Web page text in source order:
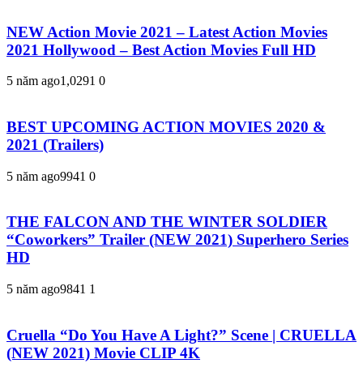
NEW Action Movie 2021 – Latest Action Movies
2021 Hollywood – Best Action Movies Full HD
5 năm ago1,0291 0
BEST UPCOMING ACTION MOVIES 2020 &
2021 (Trailers)
5 năm ago9941 0
THE FALCON AND THE WINTER SOLDIER
“Coworkers” Trailer (NEW 2021) Superhero Series
HD
5 năm ago9841 1
Cruella “Do You Have A Light?” Scene | CRUELLA
(NEW 2021) Movie CLIP 4K